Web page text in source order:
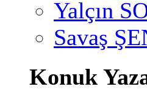
Yalçın
Savaş
Konuk